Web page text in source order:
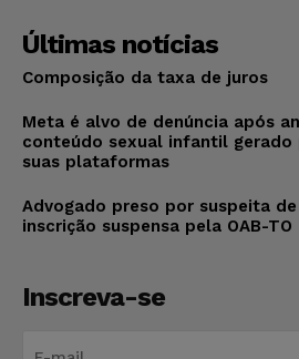
Últimas notícias
Composição da taxa de juros
Meta é alvo de denúncia após
conteúdo sexual infantil gerado
suas plataformas
Advogado preso por suspeita
inscrição suspensa pela OAB-TO
Inscreva-se